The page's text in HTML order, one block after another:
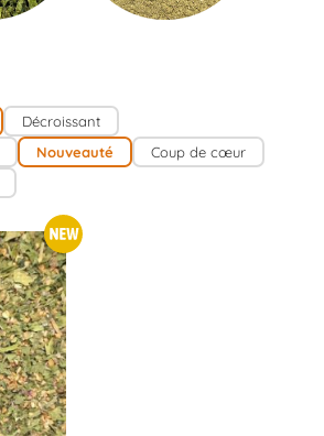
Décroissant
Nouveauté
Coup de cœur